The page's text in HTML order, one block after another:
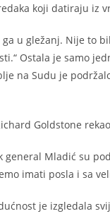
koji datiraju iz
u gležanj. Nije to
Ostala je samo
na Sudu je
Goldstone
general Mladić su
imati posla i sa
je izgledala